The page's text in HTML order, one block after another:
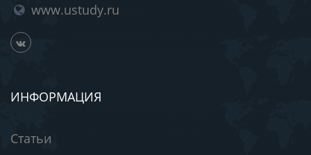
www.ustudy.ru
ИНФОРМАЦИЯ
Статьи